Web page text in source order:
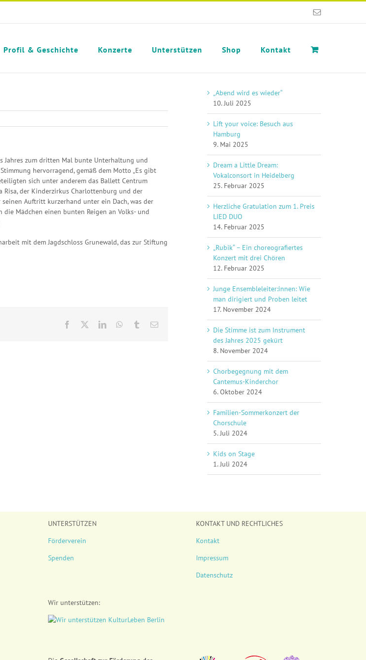
E-
Profil & Geschichte Konzerte Unterstützen Shop Kontakt
Jahres zum dritten Mal bunte Unterhaltung und
hervorragend, gemäß dem Motto „Es gibt
sich unter anderem das Ballett Centrum
Risa, der Kinderzirkus Charlottenburg und der
Auftritt kurzerhand unter ein Dach, was der
Mädchen einen bunten Reigen an Volks- und
mit dem Jagdschloss Grunewald, das zur Stiftung
Facebook LinkedInWhatsApp
TumblrE-
„Abend wird es wieder“
10. Juli 2025
Lift your voice: Besuch aus
Hamburg
9. Mai 2025
Dream a Little Dream:
Vokalconsort in Heidelberg
25. Februar 2025
Herzliche Gratulation zum 1. Preis
LIED DUO
14. Februar 2025
„Rubik“ – Ein choreografiertes
Konzert mit drei Chören
12. Februar 2025
Junge Ensembleleiter:innen: Wie
man dirigiert und Proben leitet
17. November 2024
Die Stimme ist zum Instrument
des Jahres 2025 gekürt
8. November 2024
Chorbegegnung mit dem
Cantemus-Kinderchor
6. Oktober 2024
Familien-Sommerkonzert der
Chorschule
5. Juli 2024
Kids on Stage
1. Juli 2024
UNTERSTÜTZEN
Förderverein
Spenden
Wir unterstützen:
KONTAKT UND RECHTLICHES
Kontakt
Impressum
Datenschutz